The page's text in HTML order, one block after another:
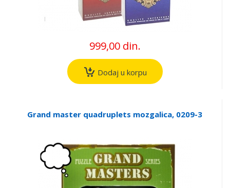
999,00 din.
Dodaj u korpu
Grand master quadruplets mozgalica, 0209-3